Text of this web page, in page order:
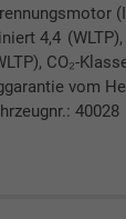
4,4 (WLTP),
CO₂-
vom
40028
drucken